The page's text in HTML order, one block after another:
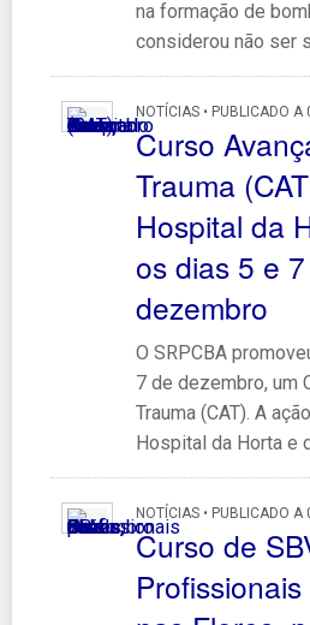
na formação de
considerou não ser
NOTÍCIAS • PUBLICADO
Curso
Trauma
Hospital da
os dias 5 e
dezembro
O SRPCBA
7 de dezembro, um
Trauma (CAT). A
Hospital da Horta e
NOTÍCIAS • PUBLICADO
Curso de